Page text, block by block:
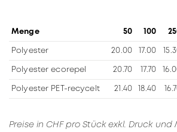
Menge 50 100
Polyester 20.00 17.00
Polyester ecorepel 20.70 17.70
Polyester PET-recycelt 21.40 18.40
Preise in CHF pro Stück exkl. Druck und